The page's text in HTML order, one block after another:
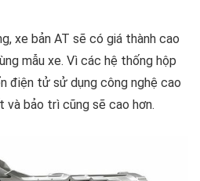
xe bản AT sẽ có giá thành cao
mẫu xe. Vì các hệ thống hộp
điện tử sử dụng công nghệ cao
và bảo trì cũng sẽ cao hơn.